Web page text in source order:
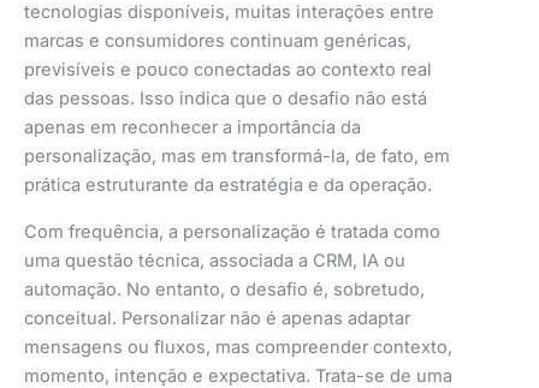
tecnologias disponíveis, muitas interações entre
marcas e consumidores continuam genéricas,
previsíveis e pouco conectadas ao contexto real
das pessoas. Isso indica que o desafio não está
apenas em reconhecer a importância da
personalização, mas em transformá-la, de fato, em
prática estruturante da estratégia e da operação.
Com frequência, a personalização é tratada como
uma questão técnica, associada a CRM, IA ou
automação. No entanto, o desafio é, sobretudo,
conceitual. Personalizar não é apenas adaptar
mensagens ou fluxos, mas compreender contexto,
momento, intenção e expectativa. Trata-se de uma